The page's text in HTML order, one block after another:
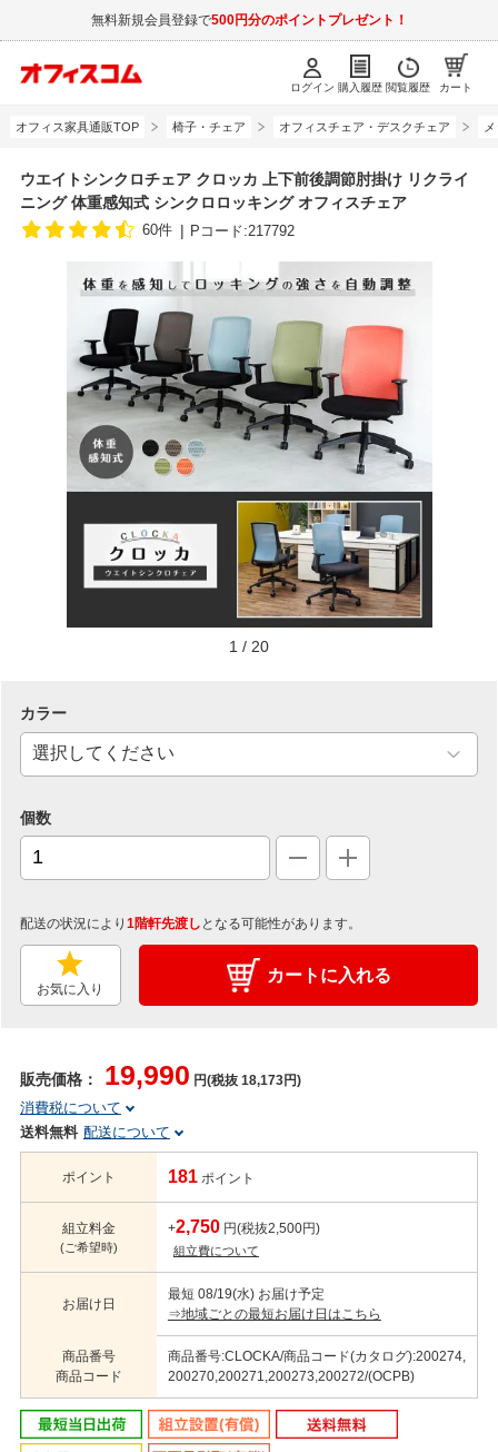
無料新規会員登録で500円分のポイントプレゼント！
ログイン 購入履歴 閲覧履歴 カート
オフィス家具通販TOP 椅子・チェア オフィスチェア・デスクチェア
ウエイトシンクロチェア クロッカ 上下前後調節肘掛け リクライ
ニング 体重感知式 シンクロロッキング オフィスチェア
60件 Pコード:217792
1 / 20
カラー
個数
配送の状況により 1階軒先渡し となる可能性があります。
お気に入り
カートに入れる
販売価格： 19,990 円(税抜 18,173円)
消費税について
送料無料 配送について
ポイント 181 ポイント
組立料金
(ご希望時)
+2,750 円(税抜2,500円)
組立費について
お届け日
最短 08/19(水) お届け予定
⇒地域ごとの最短お届け日はこちら
商品番号
商品コード
商品番号:CLOCKA/商品コード(カタログ):200274,
200270,200271,200273,200272/(OCPB)